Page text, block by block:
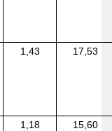
1,43 17,53
1,18 15,60